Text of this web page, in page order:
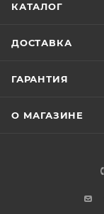
калибровок.
Функции:
КАТАЛОГ
ДОСТАВКА
ГАРАНТИЯ
О МАГАЗИНЕ